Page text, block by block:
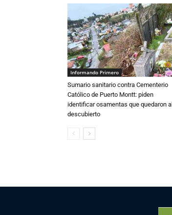
Informando Primero
Sumario sanitario contra Cementerio
Católico de Puerto Montt: piden
identificar osamentas que quedaron al
descubierto